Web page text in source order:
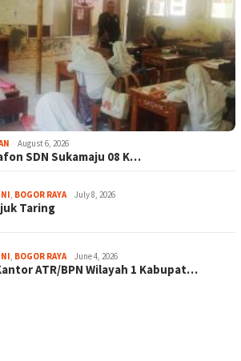
August 6, 2026
SDN Sukamaju 08 K…
, BOGOR RAYA July 8, 2026
Taring
, BOGOR RAYA June 4, 2026
ATR/BPN Wilayah 1 Kabupat…